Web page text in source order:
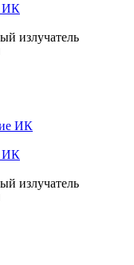
ИК
излучатель
ИК
излучатель